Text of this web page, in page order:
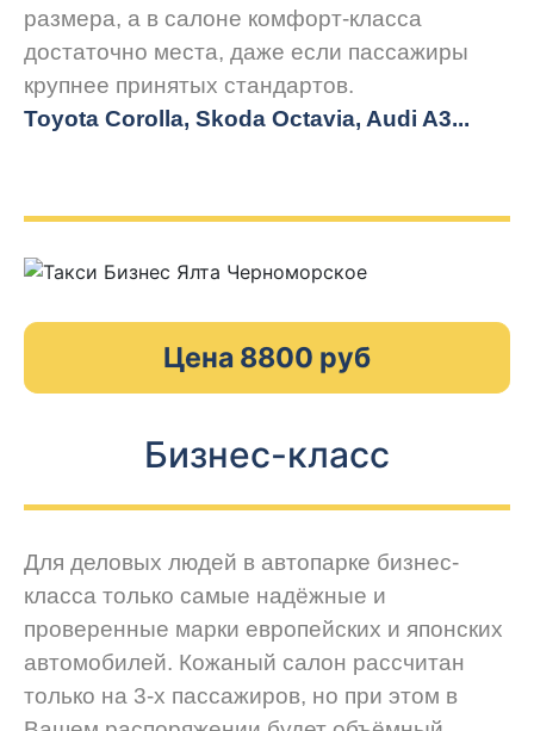
размера, а в салоне комфорт-класса
достаточно места, даже если пассажиры
крупнее принятых стандартов.
Toyota Corolla, Skoda Octavia, Audi A3...
Цена 8800 руб
Бизнес-класс
Для деловых людей в автопарке бизнес-
класса только самые надёжные и
проверенные марки европейских и японских
автомобилей. Кожаный салон рассчитан
только на 3-х пассажиров, но при этом в